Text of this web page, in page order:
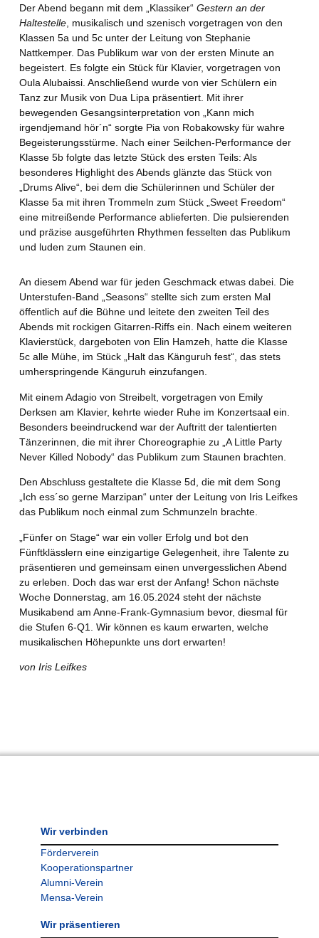
Der Abend begann mit dem „Klassiker“ Gestern an der
Haltestelle, musikalisch und szenisch vorgetragen von den
Klassen 5a und 5c unter der Leitung von Stephanie
Nattkemper. Das Publikum war von der ersten Minute an
begeistert. Es folgte ein Stück für Klavier, vorgetragen von
Oula Alubaissi. Anschließend wurde von vier Schülern ein
Tanz zur Musik von Dua Lipa präsentiert. Mit ihrer
bewegenden Gesangsinterpretation von „Kann mich
irgendjemand hör´n“ sorgte Pia von Robakowsky für wahre
Begeisterungsstürme. Nach einer Seilchen-Performance der
Klasse 5b folgte das letzte Stück des ersten Teils: Als
besonderes Highlight des Abends glänzte das Stück von
„Drums Alive“, bei dem die Schülerinnen und Schüler der
Klasse 5a mit ihren Trommeln zum Stück „Sweet Freedom“
eine mitreißende Performance ablieferten. Die pulsierenden
und präzise ausgeführten Rhythmen fesselten das Publikum
und luden zum Staunen ein.
An diesem Abend war für jeden Geschmack etwas dabei. Die
Unterstufen-Band „Seasons“ stellte sich zum ersten Mal
öffentlich auf die Bühne und leitete den zweiten Teil des
Abends mit rockigen Gitarren-Riffs ein. Nach einem weiteren
Klavierstück, dargeboten von Elin Hamzeh, hatte die Klasse
5c alle Mühe, im Stück „Halt das Känguruh fest“, das stets
umherspringende Känguruh einzufangen.
Mit einem Adagio von Streibelt, vorgetragen von Emily
Derksen am Klavier, kehrte wieder Ruhe im Konzertsaal ein.
Besonders beeindruckend war der Auftritt der talentierten
Tänzerinnen, die mit ihrer Choreographie zu „A Little Party
Never Killed Nobody“ das Publikum zum Staunen brachten.
Den Abschluss gestaltete die Klasse 5d, die mit dem Song
„Ich ess´so gerne Marzipan“ unter der Leitung von Iris Leifkes
das Publikum noch einmal zum Schmunzeln brachte.
„Fünfer on Stage“ war ein voller Erfolg und bot den
Fünftklässlern eine einzigartige Gelegenheit, ihre Talente zu
präsentieren und gemeinsam einen unvergesslichen Abend
zu erleben. Doch das war erst der Anfang! Schon nächste
Woche Donnerstag, am 16.05.2024 steht der nächste
Musikabend am Anne-Frank-Gymnasium bevor, diesmal für
die Stufen 6-Q1. Wir können es kaum erwarten, welche
musikalischen Höhepunkte uns dort erwarten!
von Iris Leifkes
Wir verbinden
Förderverein
Kooperationspartner
Alumni-Verein
Mensa-Verein
Wir präsentieren